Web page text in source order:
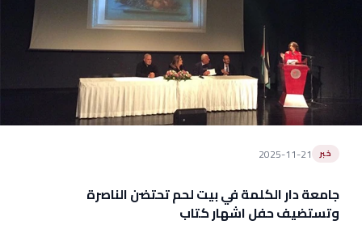
خبر 2025-11-21
جامعة دار الكلمة في بيت لحم تحتضن الناصرة
وتستضيف حفل اشهار كتاب